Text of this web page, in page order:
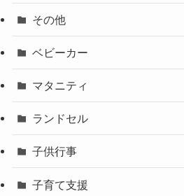
その他
ベビーカー
マタニティ
ランドセル
子供行事
子育て支援